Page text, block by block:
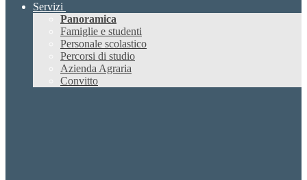
Servizi
Panoramica
Famiglie e studenti
Personale scolastico
Percorsi di studio
Azienda Agraria
Convitto